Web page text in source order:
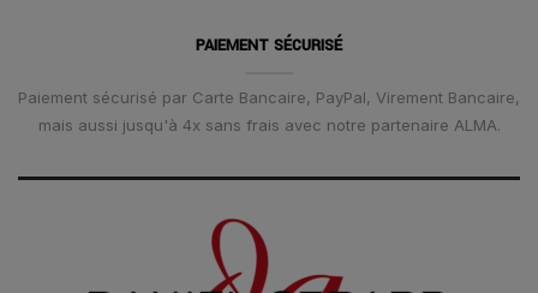
PAIEMENT SÉCURISÉ
Paiement sécurisé par Carte Bancaire, PayPal, Virement Bancaire,
mais aussi jusqu'à 4x sans frais avec notre partenaire ALMA.